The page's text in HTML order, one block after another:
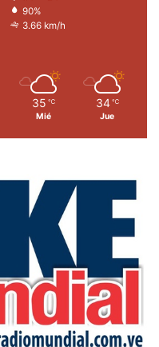
90%
3.66 km/h
35 ℃
Mié
34 ℃
Jue